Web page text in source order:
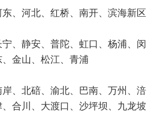
、河北、红桥、南开、滨海新区
宁、静安、普陀、虹口、杨浦、闵
金山、松江、青浦
、北碚、渝北、巴南、万州、涪
合川、大渡口、沙坪坝、九龙坡